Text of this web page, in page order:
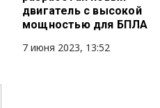
двигатель с высокой
мощностью для БПЛА
7 июня 2023, 13:52